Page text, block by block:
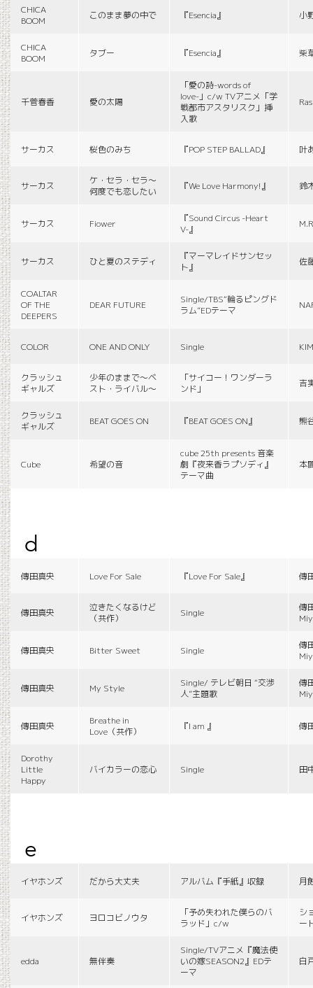
CHICA
BOOM
このまま夢の中で 『Esencia』 小
CHICA
BOOM
タブー 『Esencia』 柴
千菅春香 愛の太陽
「愛の詩-words of
love-」c/w TVアニメ「学
戦都市アスタリスク」挿
入歌
サーカス 桜色のみち 『POP STEP BALLAD』 叶
サーカス
ケ・セラ・セラ〜
何度でも恋したい
『We Love Harmony!』 鈴
サーカス Fiower
『Sound Circus -Heart
V-』
サーカス ひと夏のステディ
『マーマレイドサンセッ
ト』
佐
COALTAR
OF THE
DEEPERS
DEAR FUTURE
Single/TBS“輪るピングド
ラム”EDテーマ
COLOR ONE AND ONLY Single
クラッシュ
ギャルズ
少年のままで〜ベ
スト・ライバル〜
「サイコー！ワンダーラ
ンド」
吉
クラッシュ
ギャルズ
BEAT GOES ON 『BEAT GOES ON』 熊
Cube 希望の音
cube 25th presents 音楽
劇『夜来香ラプソディ』
テーマ曲
本
d
傳田真央 Love For Sale 『Love For Sale』 傳
傳田真央
泣きたくなるけど
（共作）
Single
傳
傳田真央 Bitter Sweet Single
傳
傳田真央 My Style
Single/ テレビ朝日 “交渉
人”主題歌
傳
傳田真央
Breathe in
Love（共作）
『I am 』 傳
Dorothy
Little
Happy
バイカラーの恋心 Single 田
e
イヤホンズ だから大丈夫 アルバム『手紙』収録 月
イヤホンズ ヨロコビノウタ
「予め失われた僕らのバ
ラッド」c/w
シ
ー
edda 無伴奏
Single/TVアニメ『魔法使
いの嫁SEASON2』EDテ
ーマ
白